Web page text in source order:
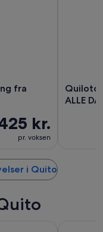
fra
kr.
pr. voksen
ALLE
i Quito